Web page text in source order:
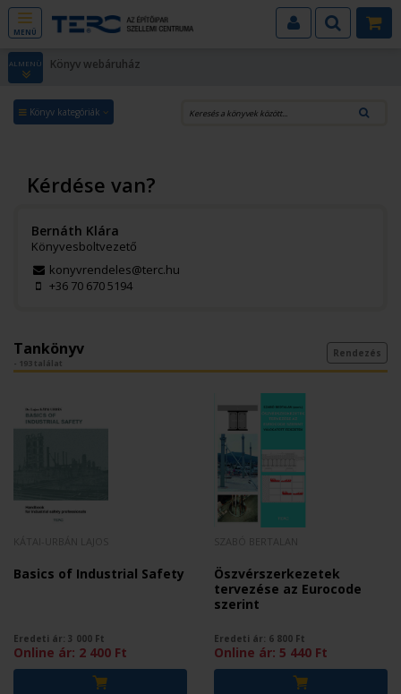
MENÜ
ALMENÜ Könyv webáruház
Könyv kategóriák
Kérdése van?
Bernáth Klára
Könyvesboltvezető
konyvrendeles@terc.hu
+36 70 670 5194
Tankönyv
- 193 találat
Rendezés
Basics of Industrial Safety
Eredeti ár: 3 000 Ft
Online ár: 2 400 Ft
Öszvérszerkezetek
tervezése az Eurocode
szerint
Eredeti ár: 6 800 Ft
Online ár: 5 440 Ft